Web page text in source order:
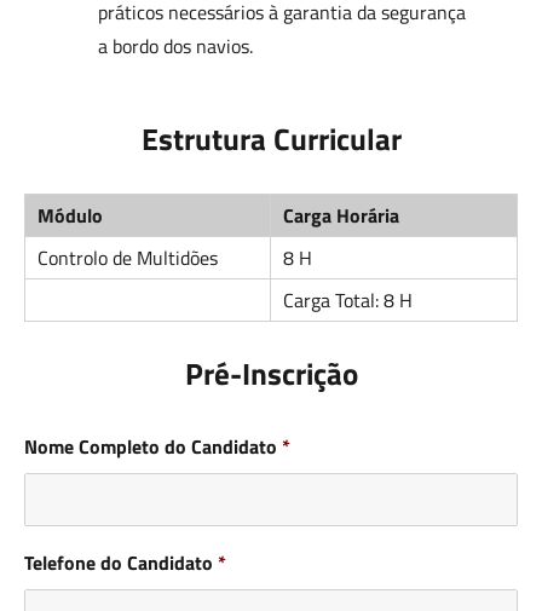
práticos necessários à garantia da segurança
a bordo dos navios.
Estrutura Curricular
Módulo
Carga Horária
Controlo de Multidões
8 H
Carga Total: 8 H
Pré-Inscrição
Nome Completo do Candidato *
Telefone do Candidato *